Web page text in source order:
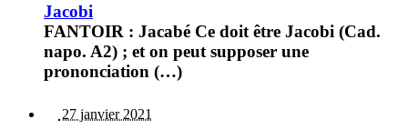
Jacobi
FANTOIR : Jacabé Ce doit être Jacobi (Cad.
napo. A2) ; et on peut supposer une
prononciation (…)
27 janvier 2021